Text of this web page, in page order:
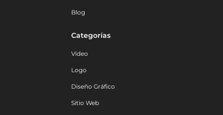
Blog
Categorías
Vídeo
Logo
Diseño Gráfico
Sitio Web